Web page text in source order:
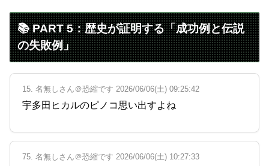
📚 PART 5：歴史が証明する「成功例と伝説
の失敗例」
15. 名無しさん＠恐縮です 2026/06/06(土) 09:25:42
宇多田ヒカルのピノコ思い出すよね
75. 名無しさん＠恐縮です 2026/06/06(土) 10:27:33